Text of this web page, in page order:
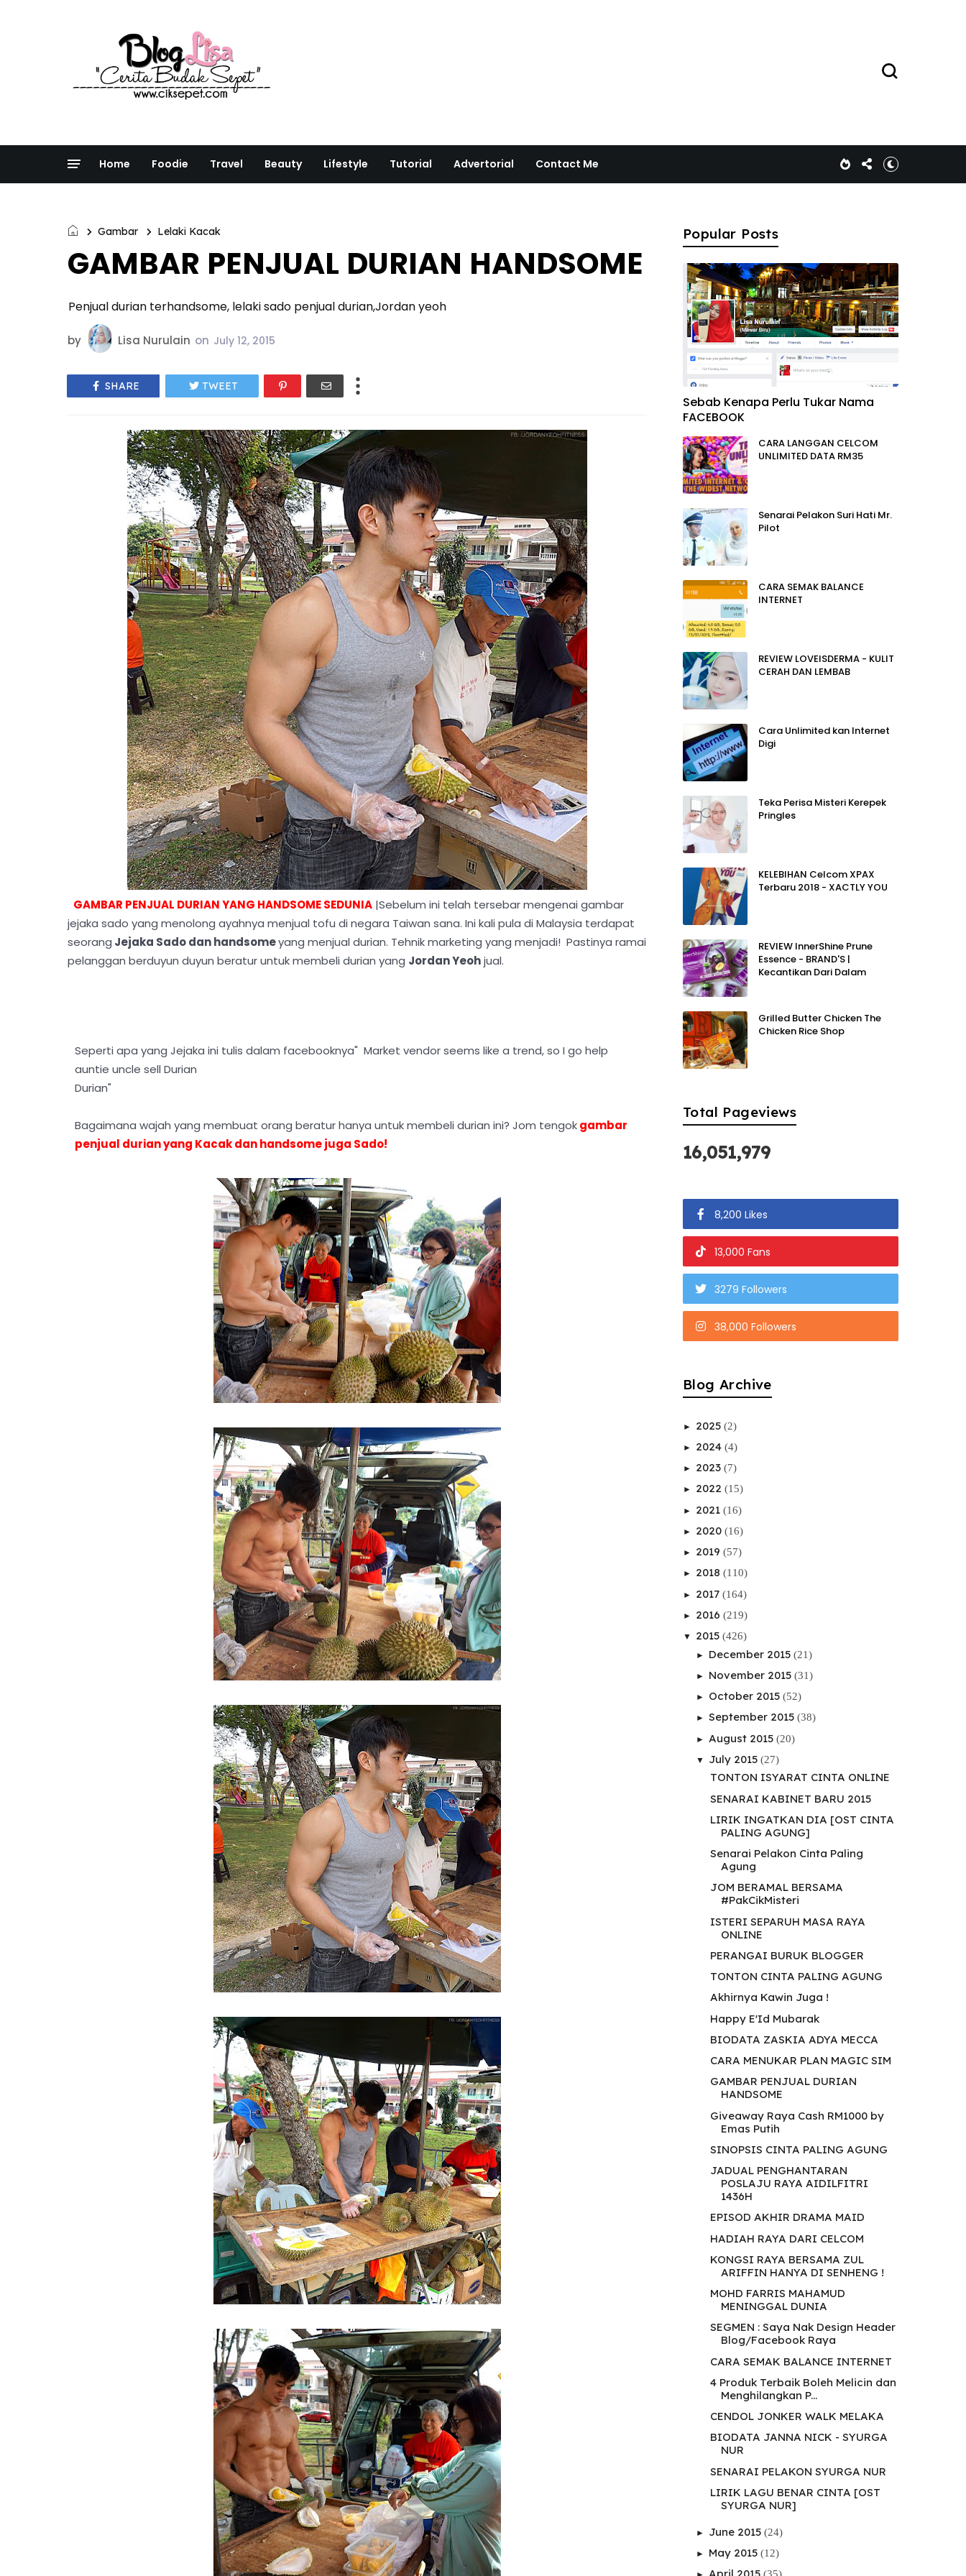
Home Foodie Travel Beauty Lifestyle Tutorial Advertorial Contact Me
Gambar Lelaki Kacak
GAMBAR PENJUAL DURIAN HANDSOME
Penjual durian terhandsome, lelaki sado penjual durian,Jordan yeoh
by Lisa Nurulain on July 12, 2015
SHARE TWEET
GAMBAR PENJUAL DURIAN YANG HANDSOME SEDUNIA |Sebelum ini telah tersebar mengenai gambar
jejaka sado yang menolong ayahnya menjual tofu di negara Taiwan sana. Ini kali pula di Malaysia terdapat
seorang Jejaka Sado dan handsomeyang menjual durian. Tehnik marketing yang menjadi! Pastinya ramai
pelanggan berduyun duyun beratur untuk membeli durian yang Jordan Yeohjual.
Seperti apa yang Jejaka ini tulis dalam facebooknya" Market vendor seems like a trend, so I go help
auntie uncle sell Durian
Durian"
Bagaimana wajah yang membuat orang beratur hanya untuk membeli durian ini? Jom tengokgambar
penjual durian yang Kacak dan handsome juga Sado!
Popular Posts
Sebab Kenapa Perlu Tukar Nama
FACEBOOK
CARA LANGGAN CELCOM
UNLIMITED DATA RM35
Senarai Pelakon Suri Hati Mr.
Pilot
CARA SEMAK BALANCE
INTERNET
REVIEW LOVEISDERMA - KULIT
CERAH DAN LEMBAB
Cara Unlimited kan Internet
Digi
Teka Perisa Misteri Kerepek
Pringles
KELEBIHAN Celcom XPAX
Terbaru 2018 - XACTLY YOU
REVIEW InnerShine Prune
Essence - BRAND'S |
Kecantikan Dari Dalam
Grilled Butter Chicken The
Chicken Rice Shop
Total Pageviews
16,051,979
8,200 Likes
13,000 Fans
3279 Followers
38,000 Followers
Blog Archive
► 2025 (2)
► 2024 (4)
► 2023 (7)
► 2022 (15)
► 2021 (16)
► 2020 (16)
► 2019 (57)
► 2018 (110)
► 2017 (164)
► 2016 (219)
▼ 2015 (426)
► December 2015 (21)
► November 2015 (31)
► October 2015 (52)
► September 2015 (38)
► August 2015 (20)
▼ July 2015 (27)
TONTON ISYARAT CINTA ONLINE
SENARAI KABINET BARU 2015
LIRIK INGATKAN DIA [OST CINTA
PALING AGUNG]
Senarai Pelakon Cinta Paling
Agung
JOM BERAMAL BERSAMA
#PakCikMisteri
ISTERI SEPARUH MASA RAYA
ONLINE
PERANGAI BURUK BLOGGER
TONTON CINTA PALING AGUNG
Akhirnya Kawin Juga !
Happy E'Id Mubarak
BIODATA ZASKIA ADYA MECCA
CARA MENUKAR PLAN MAGIC SIM
GAMBAR PENJUAL DURIAN
HANDSOME
Giveaway Raya Cash RM1000 by
Emas Putih
SINOPSIS CINTA PALING AGUNG
JADUAL PENGHANTARAN
POSLAJU RAYA AIDILFITRI
1436H
EPISOD AKHIR DRAMA MAID
HADIAH RAYA DARI CELCOM
KONGSI RAYA BERSAMA ZUL
ARIFFIN HANYA DI SENHENG !
MOHD FARRIS MAHAMUD
MENINGGAL DUNIA
SEGMEN : Saya Nak Design Header
Blog/Facebook Raya
CARA SEMAK BALANCE INTERNET
4 Produk Terbaik Boleh Melicin dan
Menghilangkan P...
CENDOL JONKER WALK MELAKA
BIODATA JANNA NICK - SYURGA
NUR
SENARAI PELAKON SYURGA NUR
LIRIK LAGU BENAR CINTA [OST
SYURGA NUR]
► June 2015 (24)
► May 2015 (12)